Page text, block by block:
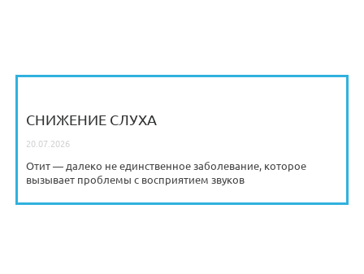
СНИЖЕНИЕ СЛУХА
20.07.2026
Отит — далеко не единственное заболевание, которое
вызывает проблемы с восприятием звуков